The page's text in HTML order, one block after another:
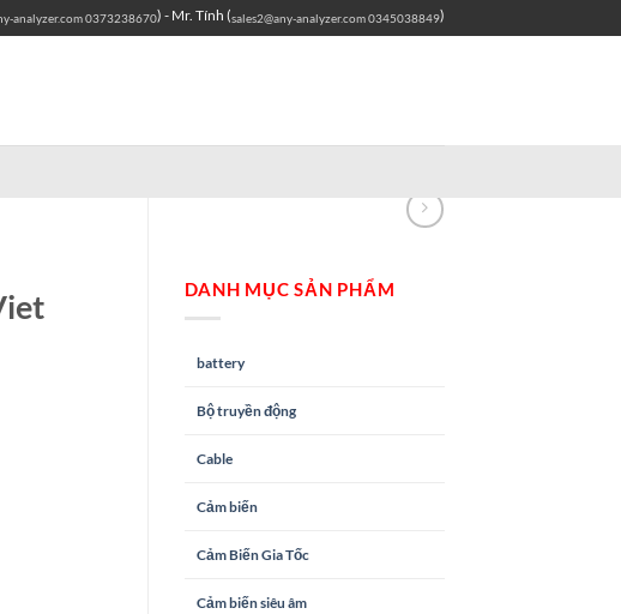
analyzer.com0373238670) - Mr. Tính (sales2@any-analyzer.com0345038849)
DANH MỤC SẢN PHẨM
battery
Bộ truyền động
Cable
Cảm biến
Cảm Biến Gia Tốc
Cảm biến siêu âm